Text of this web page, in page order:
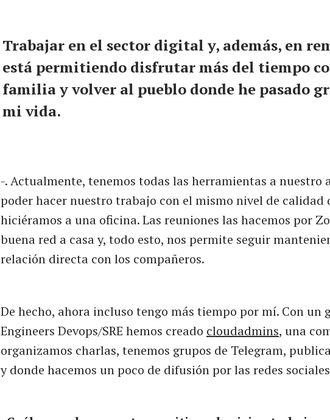
Trabajar en el sector digital y, además, en
está permitiendo disfrutar más del tiempo
familia y volver al pueblo donde he pasado
mi vida.
-. Actualmente, tenemos todas las herramientas a nuestro
poder hacer nuestro trabajo con el mismo nivel de calidad
hiciéramos a una oficina. Las reuniones las hacemos por
buena red a casa y, todo esto, nos permite seguir
relación directa con los compañeros.
De hecho, ahora incluso tengo más tiempo por mí. Con un
Engineers Devops/SRE hemos creado cloudadmins, una
organizamos charlas, tenemos grupos de Telegram,
y donde hacemos un poco de difusión por las redes sociales